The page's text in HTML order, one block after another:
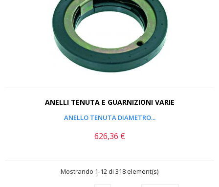
ANELLI TENUTA E GUARNIZIONI VARIE
ANELLO TENUTA DIAMETRO...
Prezzo
626,36 €
Mostrando 1-12 di 318 element(s)